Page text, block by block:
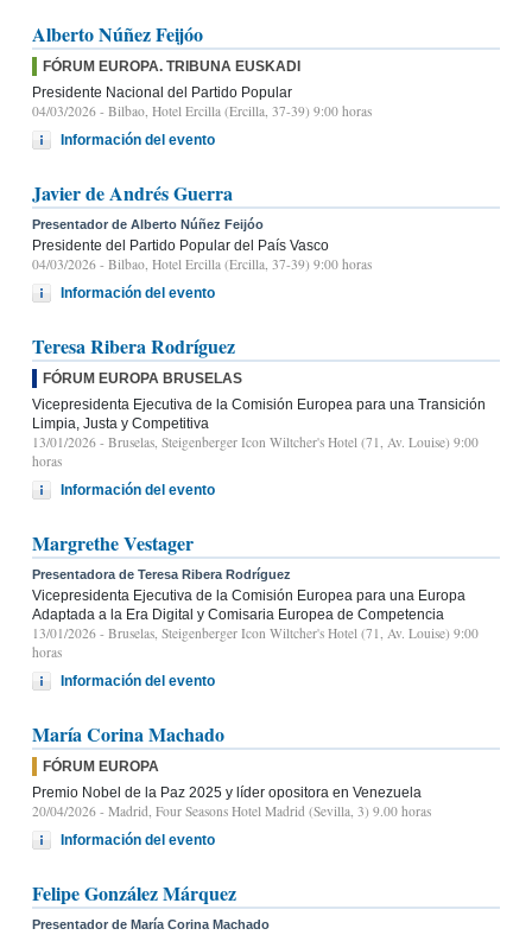
Alberto Núñez Feijóo
FÓRUM EUROPA. TRIBUNA EUSKADI
Presidente Nacional del Partido Popular
04/03/2026 - Bilbao, Hotel Ercilla (Ercilla, 37-39) 9:00 horas
Información del evento
Javier de Andrés Guerra
Presentador de Alberto Núñez Feijóo
Presidente del Partido Popular del País Vasco
04/03/2026 - Bilbao, Hotel Ercilla (Ercilla, 37-39) 9:00 horas
Información del evento
Teresa Ribera Rodríguez
FÓRUM EUROPA BRUSELAS
Vicepresidenta Ejecutiva de la Comisión Europea para una Transición
Limpia, Justa y Competitiva
13/01/2026 - Bruselas, Steigenberger Icon Wiltcher's Hotel (71, Av. Louise) 9:00
horas
Información del evento
Margrethe Vestager
Presentadora de Teresa Ribera Rodríguez
Vicepresidenta Ejecutiva de la Comisión Europea para una Europa
Adaptada a la Era Digital y Comisaria Europea de Competencia
13/01/2026 - Bruselas, Steigenberger Icon Wiltcher's Hotel (71, Av. Louise) 9:00
horas
Información del evento
María Corina Machado
FÓRUM EUROPA
Premio Nobel de la Paz 2025 y líder opositora en Venezuela
20/04/2026 - Madrid, Four Seasons Hotel Madrid (Sevilla, 3) 9.00 horas
Información del evento
Felipe González Márquez
Presentador de María Corina Machado